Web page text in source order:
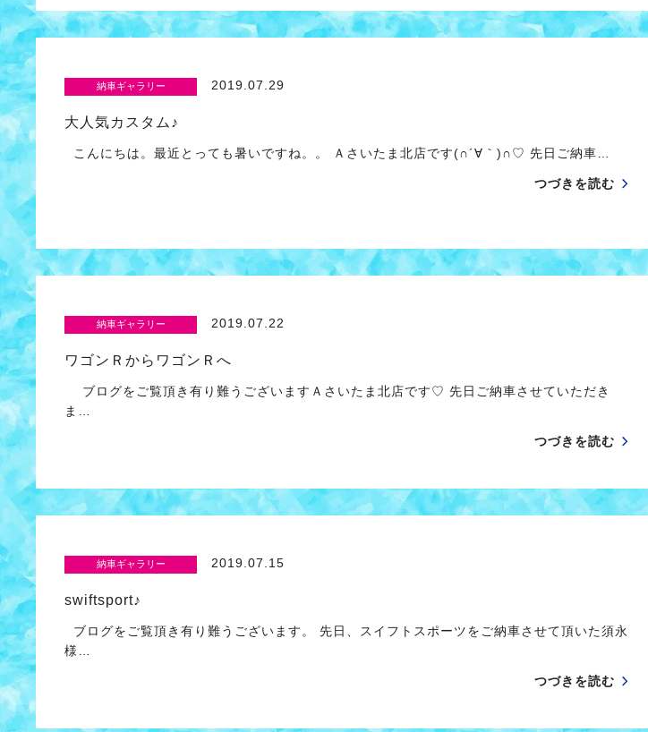
納車ギャラリー 2019.07.29
大人気カスタム♪
こんにちは。最近とっても暑いですね。。 Ａさいたま北店です(∩´∀｀)∩♡ 先日ご納車…
つづきを読む
納車ギャラリー 2019.07.22
ワゴンＲからワゴンＲへ
ブログをご覧頂き有り難うございますＡさいたま北店です♡ 先日ご納車させていただき
ま…
つづきを読む
納車ギャラリー 2019.07.15
swiftsport♪
ブログをご覧頂き有り難うございます。 先日、スイフトスポーツをご納車させて頂いた須永
様…
つづきを読む